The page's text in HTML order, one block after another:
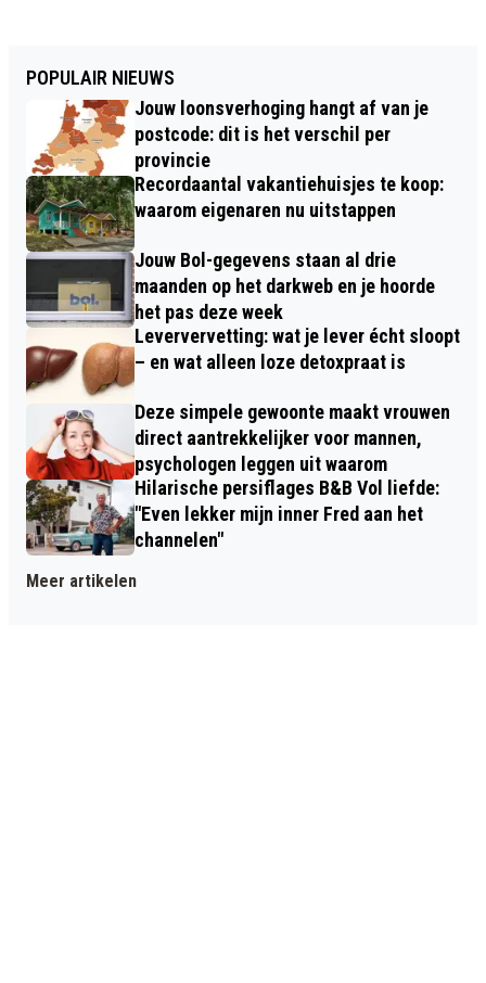
POPULAIR NIEUWS
Jouw loonsverhoging hangt af van je
postcode: dit is het verschil per
provincie
Recordaantal vakantiehuisjes te koop:
waarom eigenaren nu uitstappen
Jouw Bol-gegevens staan al drie
maanden op het darkweb en je hoorde
het pas deze week
Leververvetting: wat je lever écht sloopt
– en wat alleen loze detoxpraat is
Deze simpele gewoonte maakt vrouwen
direct aantrekkelijker voor mannen,
psychologen leggen uit waarom
Hilarische persiflages B&B Vol liefde:
"Even lekker mijn inner Fred aan het
channelen"
Meer artikelen